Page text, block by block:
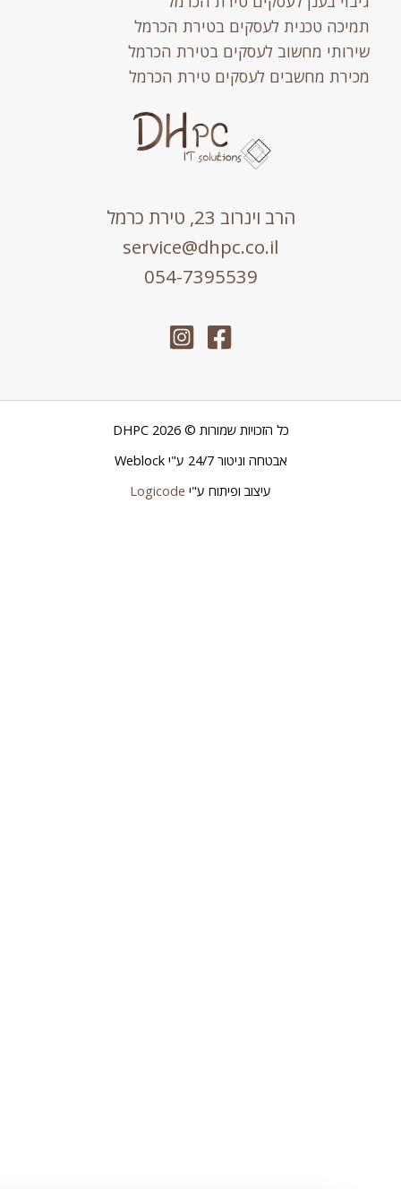
טכנית לעסקים בטירת הכרמל
מחשוב לעסקים בטירת הכרמל
מחשבים לעסקים טירת הכרמל
הרב וינרוב 23, טירת כרמל
service@dhpc.co.il
054-7395539
כל הזכויות שמורות © 2026 DHPC
אבטחה וניטור 24/7 ע"י
Weblock
עיצוב ופיתוח ע"יLogicode